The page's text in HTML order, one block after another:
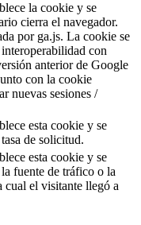
la cookie y se
cierra el navegador.
por ga.js. La cookie se
con
anterior de Google
con la cookie
nuevas sesiones /
esta cookie y se
de solicitud.
esta cookie y se
fuente de tráfico o la
cual el visitante llegó a